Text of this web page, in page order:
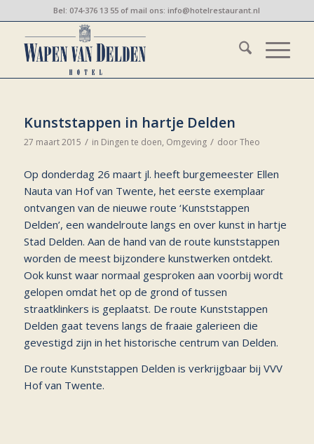
Bel: 074-376 13 55 of mail ons:info@hotelrestaurant.nl
Kunststappen in hartje Delden
27 maart 2015 / in Dingen te doen, Omgeving / doorTheo
Op donderdag 26 maart jl. heeft burgemeester Ellen
Nauta van Hof van Twente, het eerste exemplaar
ontvangen van de nieuwe route ‘Kunststappen
Delden’, een wandelroute langs en over kunst in hartje
Stad Delden. Aan de hand van de route kunststappen
worden de meest bijzondere kunstwerken ontdekt.
Ook kunst waar normaal gesproken aan voorbij wordt
gelopen omdat het op de grond of tussen
straatklinkers is geplaatst. De route Kunststappen
Delden gaat tevens langs de fraaie galerieen die
gevestigd zijn in het historische centrum van Delden.
De route Kunststappen Delden is verkrijgbaar bij VVV
Hof van Twente.